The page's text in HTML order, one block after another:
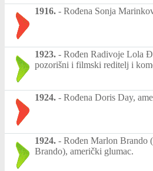
1916. - Rođena Sonja
1923. - Rođen Radivoje Lola
pozorišni i filmski reditelj i
1924. - Rođena Doris Day,
1924. - Rođen Marlon Brando
Brando), američki glumac.